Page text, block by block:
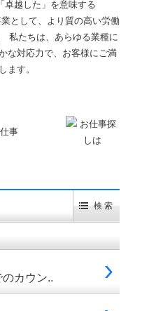
卓越した」を意味する
として、より質の高い労働
私たちは、あらゆる業種に
な対応力で、お客様にご満
ます。